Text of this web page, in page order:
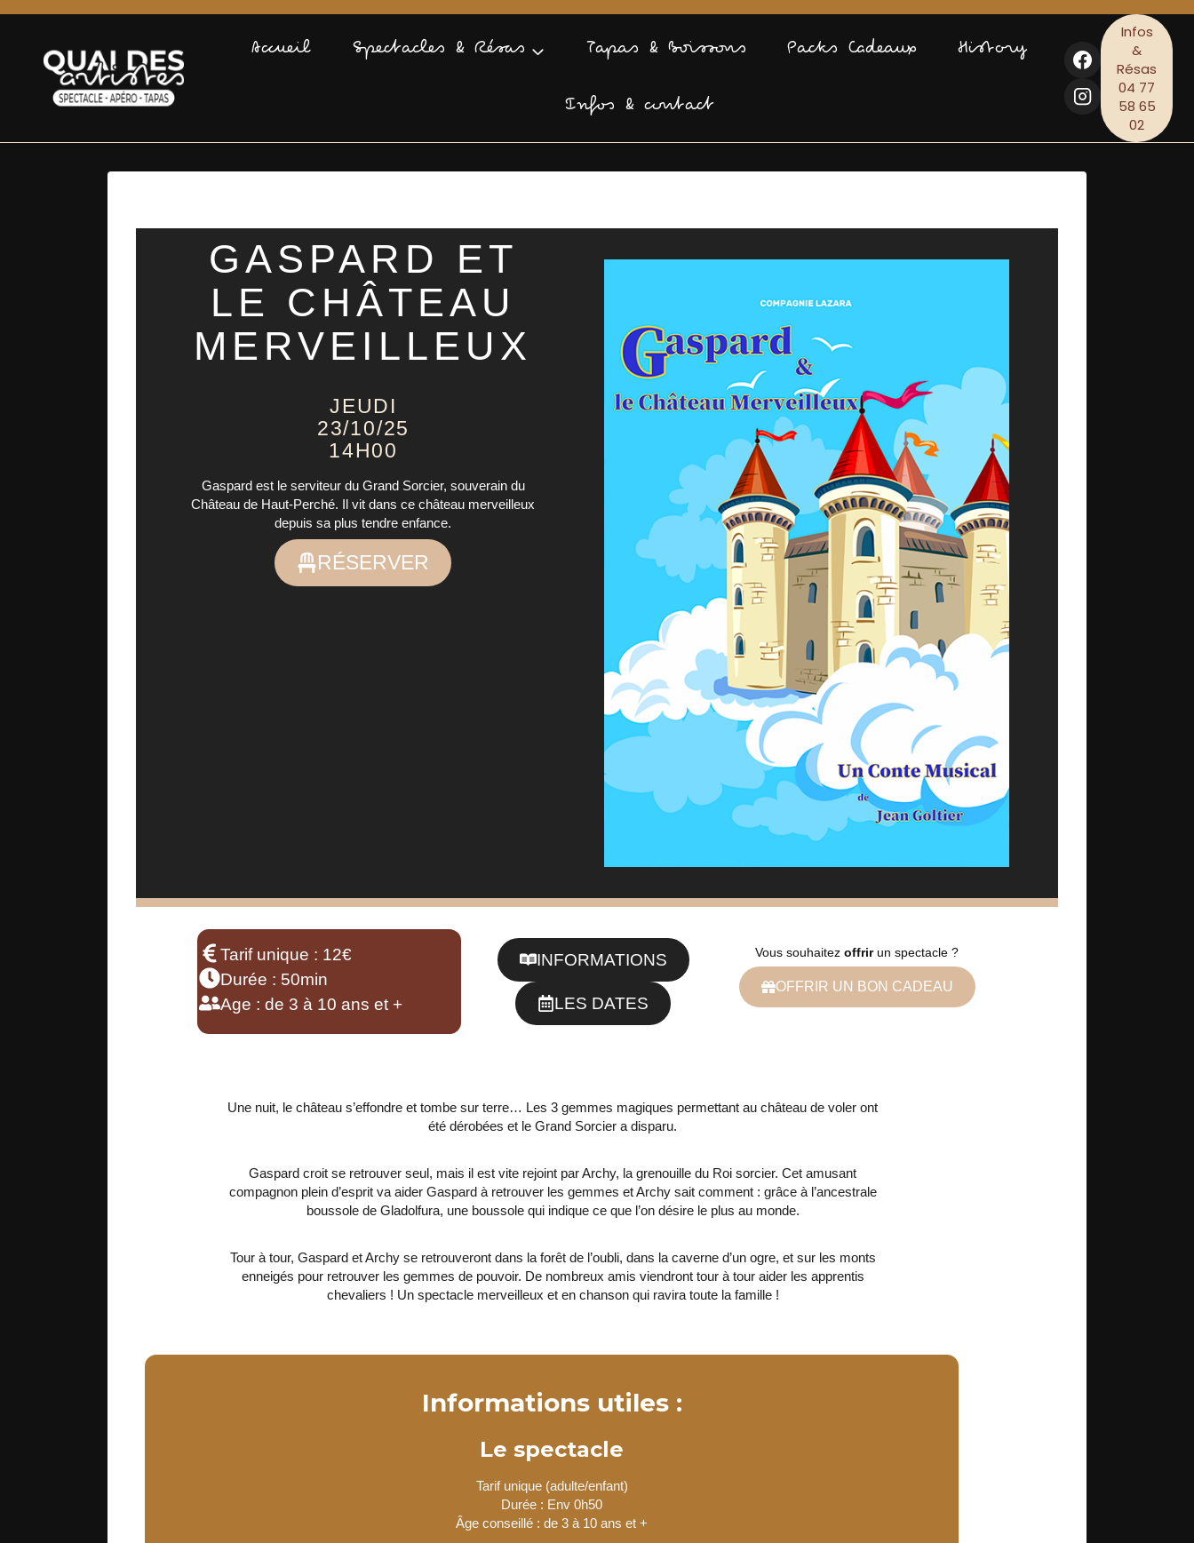
Accueil Spectacles & Résas Tapas & Boissons Packs Cadeaux History
Infos & contact
Infos
&
Résas
04 77
58 65
02
GASPARD ET
LE CHÂTEAU
MERVEILLEUX
JEUDI
23/10/25
14H00
Gaspard est le serviteur du Grand Sorcier, souverain du
Château de Haut-Perché. Il vit dans ce château merveilleux
depuis sa plus tendre enfance.
RÉSERVER
Tarif unique : 12€
Durée : 50min
Age : de 3 à 10 ans et +
INFORMATIONS
LES DATES
Vous souhaitez offrirun spectacle ?
OFFRIR UN BON CADEAU
Une nuit, le château s’effondre et tombe sur terre… Les 3 gemmes magiques permettant au château de voler ont
été dérobées et le Grand Sorcier a disparu.
Gaspard croit se retrouver seul, mais il est vite rejoint par Archy, la grenouille du Roi sorcier. Cet amusant
compagnon plein d’esprit va aider Gaspard à retrouver les gemmes et Archy sait comment : grâce à l’ancestrale
boussole de Gladolfura, une boussole qui indique ce que l’on désire le plus au monde.
Tour à tour, Gaspard et Archy se retrouveront dans la forêt de l’oubli, dans la caverne d’un ogre, et sur les monts
enneigés pour retrouver les gemmes de pouvoir. De nombreux amis viendront tour à tour aider les apprentis
chevaliers ! Un spectacle merveilleux et en chanson qui ravira toute la famille !
Informations utiles :
Le spectacle
Tarif unique (adulte/enfant)
Durée : Env 0h50
Âge conseillé : de 3 à 10 ans et +